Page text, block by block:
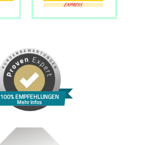
100% EMPFEHLUNGEN
Mehr Infos